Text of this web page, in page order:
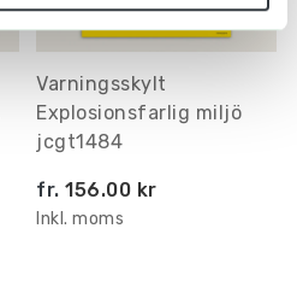
Varningsskylt
Explosionsfarlig miljö
jcgt1484
fr. 156.00 kr
Inkl. moms